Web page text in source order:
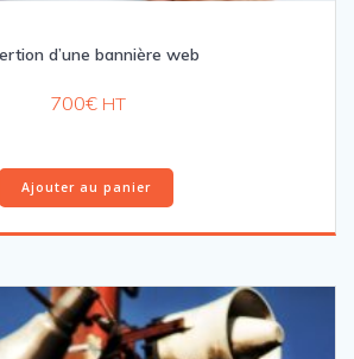
d’une bannière web
700€ HT
Ajouter au panier